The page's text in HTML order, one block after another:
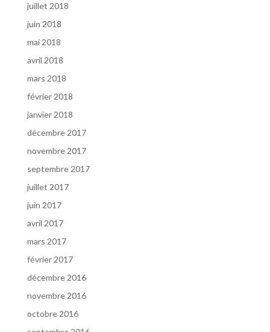
juillet 2018
juin 2018
mai 2018
avril 2018
mars 2018
février 2018
janvier 2018
décembre 2017
novembre 2017
septembre 2017
juillet 2017
juin 2017
avril 2017
mars 2017
février 2017
décembre 2016
novembre 2016
octobre 2016